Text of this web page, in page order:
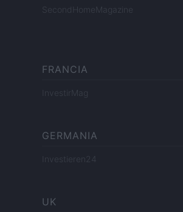
SecondHomeMagazine
FRANCIA
InvestirMag
GERMANIA
Investieren24
UK